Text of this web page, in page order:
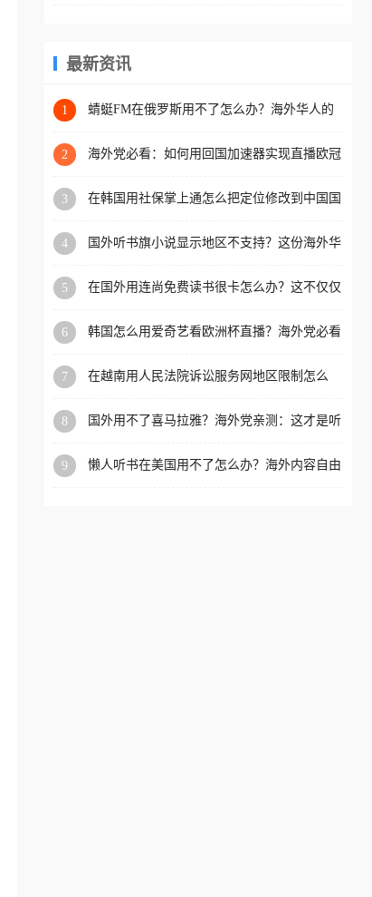
区工作、留学、定居等，都
权限制所困扰。
回国加速器，即可解决「海
版权限制」的问题，无论人
国、加拿大、澳大利亚、欧
学、定居等，都可以使用，
扰。
最新资讯
1
蜻蜓FM在俄罗斯用不了怎么办？海外华人的
2
海外党必看：如何用回国加速器实现直播欧冠
3
在韩国用社保掌上通怎么把定位修改到中国国
4
国外听书旗小说显示地区不支持？这份海外华
5
在国外用连尚免费读书很卡怎么办？这不仅仅
6
韩国怎么用爱奇艺看欧洲杯直播？海外党必看
7
在越南用人民法院诉讼服务网地区限制怎么
8
国外用不了喜马拉雅？海外党亲测：这才是听
9
懒人听书在美国用不了怎么办？海外内容自由